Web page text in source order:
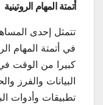
أتمتة المهام الروتينية
تتمثل إحدى
في أتمتة المهام
كبيرا من الوقت
البيانات والفرز
تطبيقات وأدوات